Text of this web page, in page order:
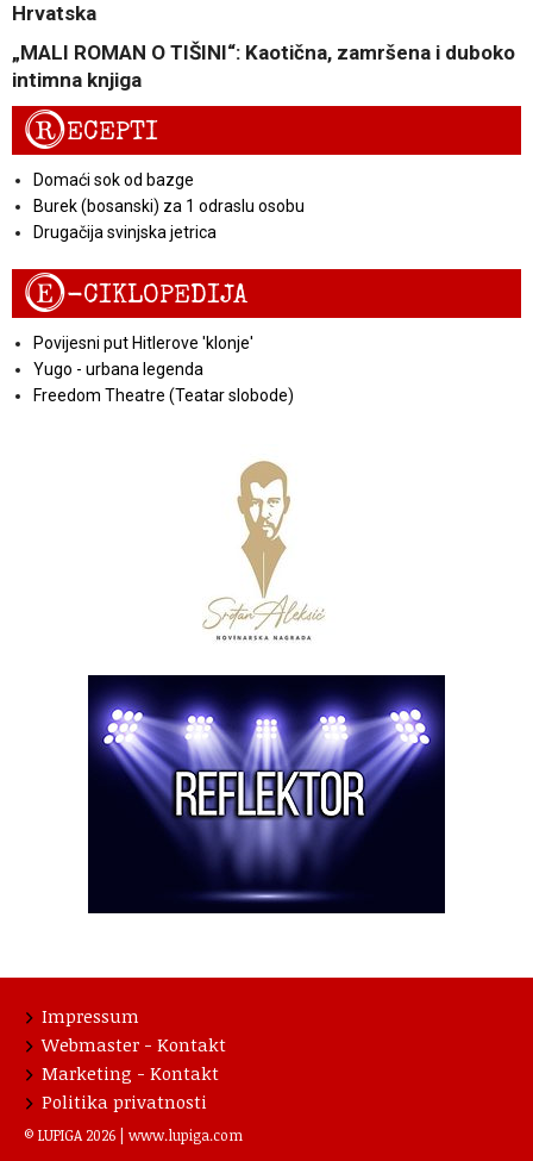
Hrvatska
„MALI ROMAN O TIŠINI“: Kaotična, zamršena i duboko
intimna knjiga
RECEPTI
Domaći sok od bazge
Burek (bosanski) za 1 odraslu osobu
Drugačija svinjska jetrica
E-CIKLOPEDIJA
Povijesni put Hitlerove 'klonje'
Yugo - urbana legenda
Freedom Theatre (Teatar slobode)
Impressum
Webmaster - Kontakt
Marketing - Kontakt
Politika privatnosti
© LUPIGA 2026 | www.lupiga.com